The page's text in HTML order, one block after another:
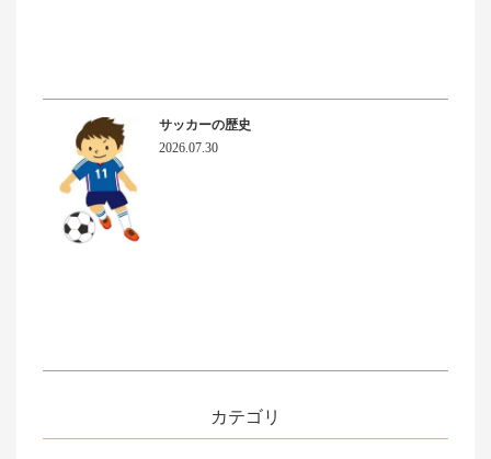
サッカーの歴史
2026.07.30
カテゴリ